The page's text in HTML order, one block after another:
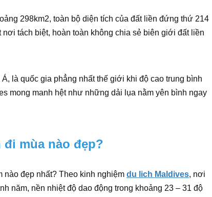
298km2, toàn bộ diện tích của đất liền đứng thứ 214
tách biệt, hoàn toàn không chia sẻ biên giới đất liền
là quốc gia phẳng nhất thế giới khi độ cao trung bình
mong manh hệt như những dải lụa nằm yên bình ngay
mùa nào đẹp?
nào đẹp nhất? Theo kinh nghiệm du lich Maldives, nơi
năm, nền nhiệt độ dao động trong khoảng 23 – 31 độ